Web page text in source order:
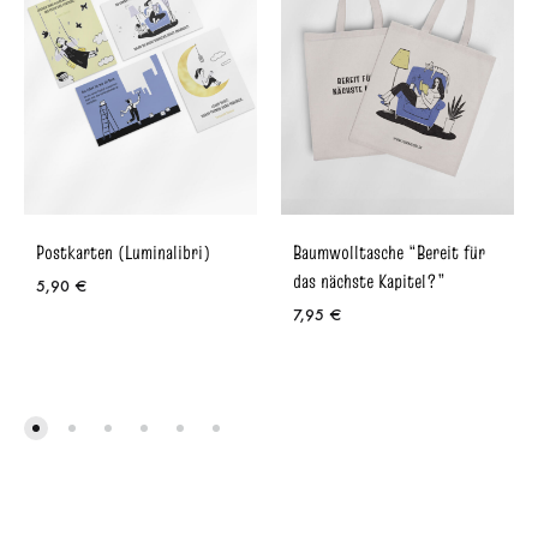
Postkarten (Luminalibri)
5,90 €
Baumwolltasche “Bereit für
das nächste Kapitel?”
7,95 €